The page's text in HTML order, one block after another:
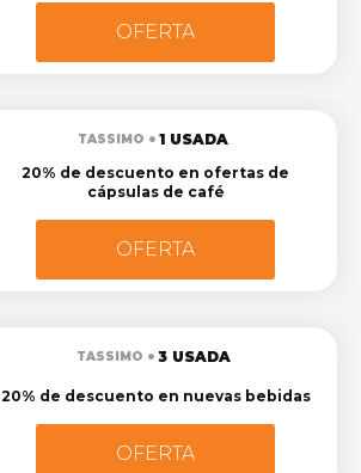
OFERTA
TASSIMO
1 USADA
20% de descuento en ofertas de
cápsulas de café
OFERTA
TASSIMO 3 USADA
20% de descuento en nuevas bebidas
OFERTA